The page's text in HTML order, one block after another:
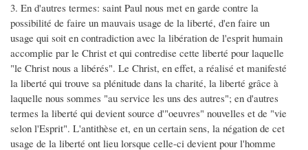
3. En d'autres termes: saint Paul nous met en garde contre la
possibilité de faire un mauvais usage de la liberté, d'en faire un
usage qui soit en contradiction avec la libération de l'esprit humain
accomplie par le Christ et qui contredise cette liberté pour laquelle
"le Christ nous a libérés". Le Christ, en effet, a réalisé et manifesté
la liberté qui trouve sa plénitude dans la charité, la liberté grâce à
laquelle nous sommes "au service les uns des autres"; en d'autres
termes la liberté qui devient source d'"oeuvres" nouvelles et de "vie
selon l'Esprit". L'antithèse et, en un certain sens, la négation de cet
usage de la liberté ont lieu lorsque celle-ci devient pour l'homme